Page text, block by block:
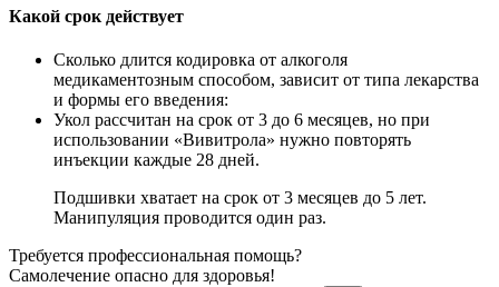
Какой срок действует
Сколько длится кодировка от алкоголя
медикаментозным способом, зависит от типа лекарства
и формы его введения:
Укол рассчитан на срок от 3 до 6 месяцев, но при
использовании «Вивитрола» нужно повторять
инъекции каждые 28 дней.
Подшивки хватает на срок от 3 месяцев до 5 лет.
Манипуляция проводится один раз.
Требуется профессиональная помощь?
Самолечение опасно для здоровья!